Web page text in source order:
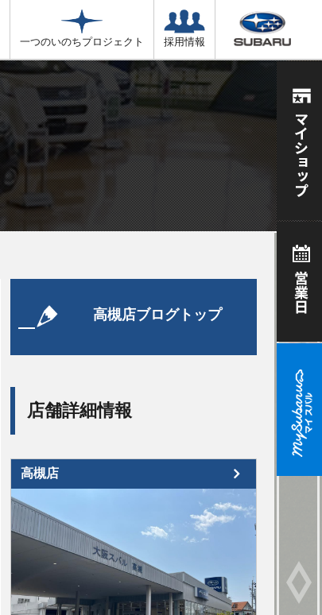
一つのいのちプロジェクト 採用情報
高槻店ブログトップ
店舗詳細情報
高槻店